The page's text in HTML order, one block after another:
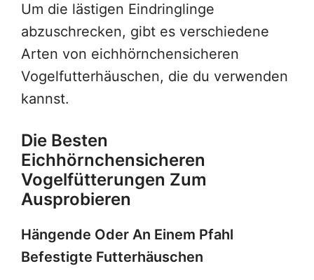
Um die lästigen Eindringlinge
abzuschrecken, gibt es verschiedene
Arten von eichhörnchensicheren
Vogelfutterhäuschen, die du verwenden
kannst.
Die Besten
Eichhörnchensicheren
Vogelfütterungen Zum
Ausprobieren
Hängende Oder An Einem Pfahl
Befestigte Futterhäuschen